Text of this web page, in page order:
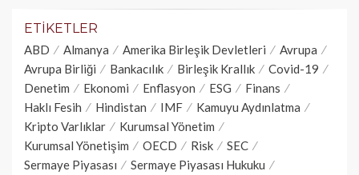
ETIKETLER
ABD Almanya Amerika Birleşik Devletleri
Avrupa
Avrupa Birliği
Bankacılık Birleşik Krallık
Covid-19
Denetim
Ekonomi Enflasyon ESG
Finans
Haklı Fesih
Hindistan IMF
Kamuyu Aydınlatma
Kripto Varlıklar
Kurumsal Yönetim
Kurumsal Yönetişim
OECD Risk
SEC
Sermaye Piyasası
Sermaye Piyasası Hukuku